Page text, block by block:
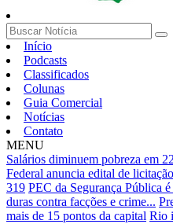
Início
Podcasts
Classificados
Colunas
Guia Comercial
Notícias
Contato
MENU
Salários diminuem pobreza em
Federal anuncia edital de
319 PEC da Segurança Pública
duras contra facções e crime...
mais de 15 pontos da capital Rio